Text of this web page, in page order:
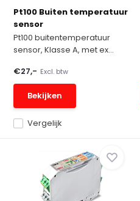
Pt100 Buiten temperatuur
sensor
Pt100 buitentemperatuur
sensor, Klasse A, met ex...
Vergelijk
€27,- Excl. btw
Bekijken